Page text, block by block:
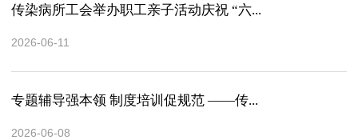
传染病所工会举办职工亲子活动庆祝 “六...
2026-06-11
专题辅导强本领 制度培训促规范 ——传...
2026-06-08